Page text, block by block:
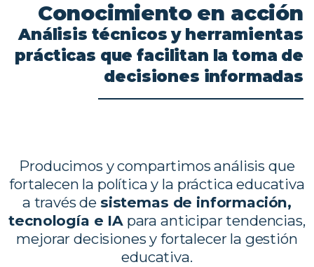
Conocimiento en acción
Análisis técnicos y herramientas
prácticas que facilitan la toma de
decisiones informadas
Producimos y compartimos análisis que
fortalecen la política y la práctica educativa
a través de sistemas de información,
tecnología e IApara anticipar tendencias,
mejorar decisiones y fortalecer la gestión
educativa.